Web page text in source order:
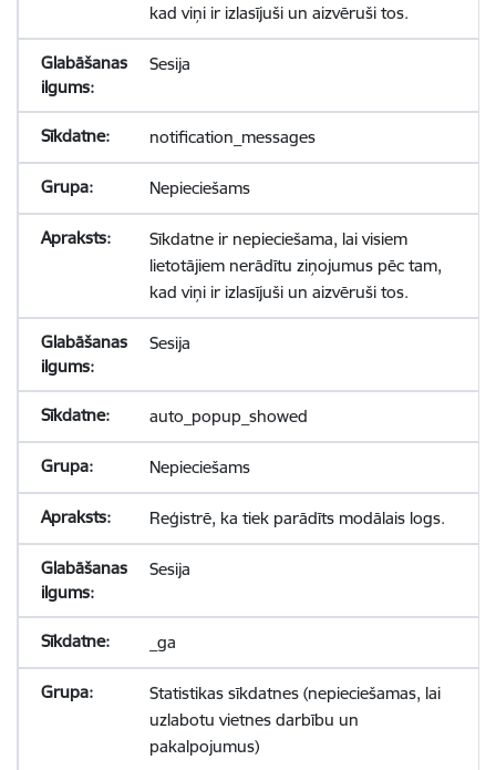
kad viņi ir izlasījuši un aizvēruši tos.
Sesija
notification_messages
Nepieciešams
Sīkdatne ir nepieciešama, lai visiem
lietotājiem nerādītu ziņojumus pēc tam,
kad viņi ir izlasījuši un aizvēruši tos.
Sesija
auto_popup_showed
Nepieciešams
Reģistrē, ka tiek parādīts modālais logs.
Sesija
_ga
Statistikas sīkdatnes (nepieciešamas, lai
uzlabotu vietnes darbību un
pakalpojumus)